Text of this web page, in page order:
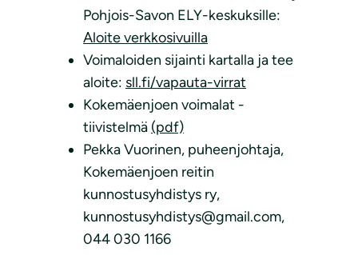
Pohjois-Savon ELY-keskuksille:
Aloite verkkosivuilla
Voimaloiden sijainti kartalla ja tee
aloite: sll.fi/vapauta-virrat
Kokemäenjoen voimalat -
tiivistelmä (pdf)
Pekka Vuorinen, puheenjohtaja,
Kokemäenjoen reitin
kunnostusyhdistys ry,
kunnostusyhdistys@gmail.com,
044 030 1166